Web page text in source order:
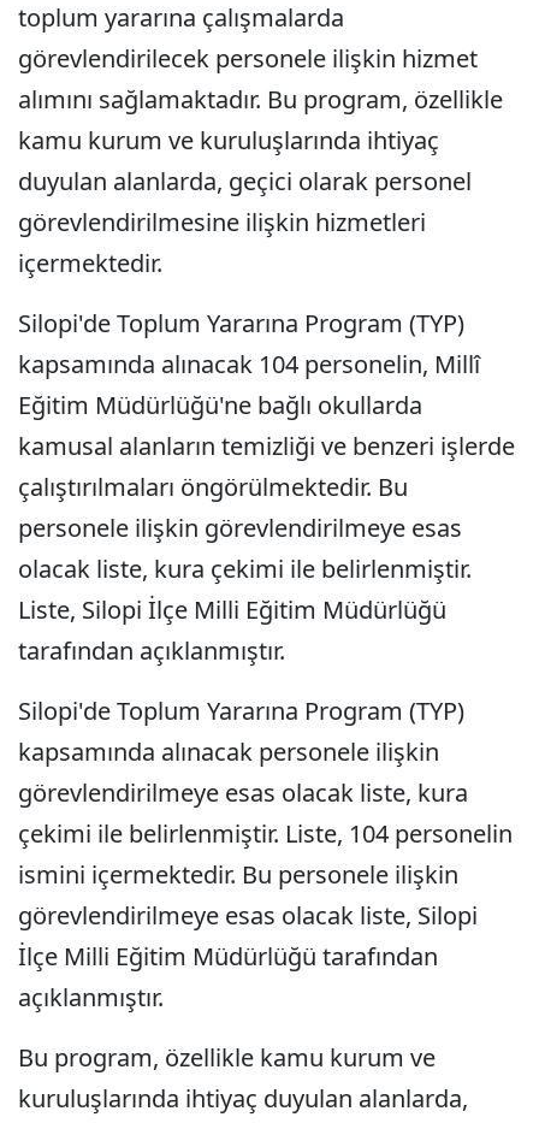
toplum yararına çalışmalarda
görevlendirilecek personele ilişkin hizmet
alımını sağlamaktadır. Bu program, özellikle
kamu kurum ve kuruluşlarında ihtiyaç
duyulan alanlarda, geçici olarak personel
görevlendirilmesine ilişkin hizmetleri
içermektedir.
Silopi'de Toplum Yararına Program (TYP)
kapsamında alınacak 104 personelin, Millî
Eğitim Müdürlüğü'ne bağlı okullarda
kamusal alanların temizliği ve benzeri işlerde
çalıştırılmaları öngörülmektedir. Bu
personele ilişkin görevlendirilmeye esas
olacak liste, kura çekimi ile belirlenmiştir.
Liste, Silopi İlçe Milli Eğitim Müdürlüğü
tarafından açıklanmıştır.
Silopi'de Toplum Yararına Program (TYP)
kapsamında alınacak personele ilişkin
görevlendirilmeye esas olacak liste, kura
çekimi ile belirlenmiştir. Liste, 104 personelin
ismini içermektedir. Bu personele ilişkin
görevlendirilmeye esas olacak liste, Silopi
İlçe Milli Eğitim Müdürlüğü tarafından
açıklanmıştır.
Bu program, özellikle kamu kurum ve
kuruluşlarında ihtiyaç duyulan alanlarda,